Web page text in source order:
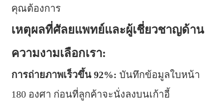
คุณต้องการ
เหตุผลที่ศัลยแพทย์และผู้เชี่ยวชาญด้าน
ความงามเลือกเรา:
การถ่ายภาพเร็วขึ้น 92%: บันทึกข้อมูลใบหน้า
180 องศา ก่อนที่ลูกค้าจะนั่งลงบนเก้าอี้